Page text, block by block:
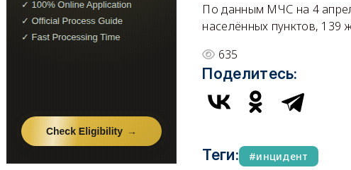
По данным МЧС на 4
населённых пунктов, 139
635
Поделитесь:
Теги: инцидент